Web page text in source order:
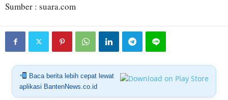
Sumber : suara.com
Baca berita lebih cepat lewat
aplikasi BantenNews.co.id